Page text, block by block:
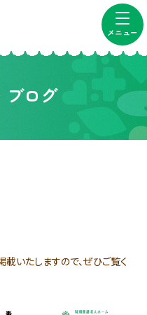
メニュー
ブログ
いたしますので、ぜひご覧く